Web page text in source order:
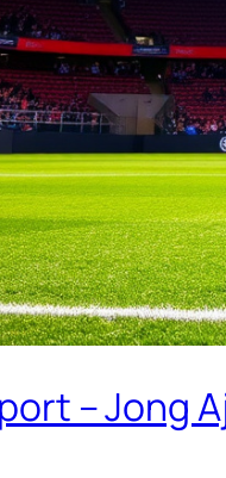
– Jong